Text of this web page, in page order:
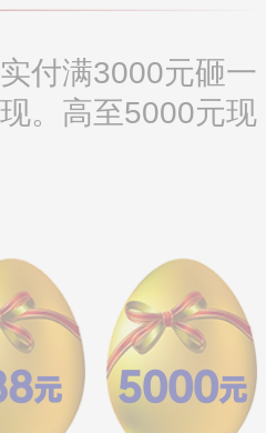
付满3000元砸一
。高至5000元现
元 5000元